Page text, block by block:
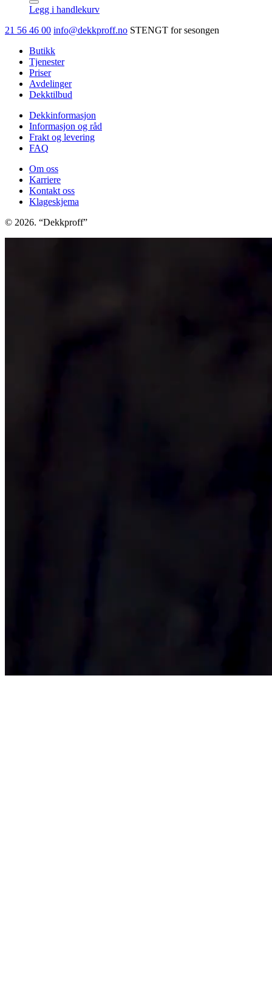
HD
Plus
antall
Legg i handlekurv
21 56 46 00 info@dekkproff.no STENGT for sesongen
Butikk
Tjenester
Priser
Avdelinger
Dekktilbud
Dekkinformasjon
Informasjon og råd
Frakt og levering
FAQ
Om oss
Karriere
Kontakt oss
Klageskjema
© 2026. “Dekkproff”